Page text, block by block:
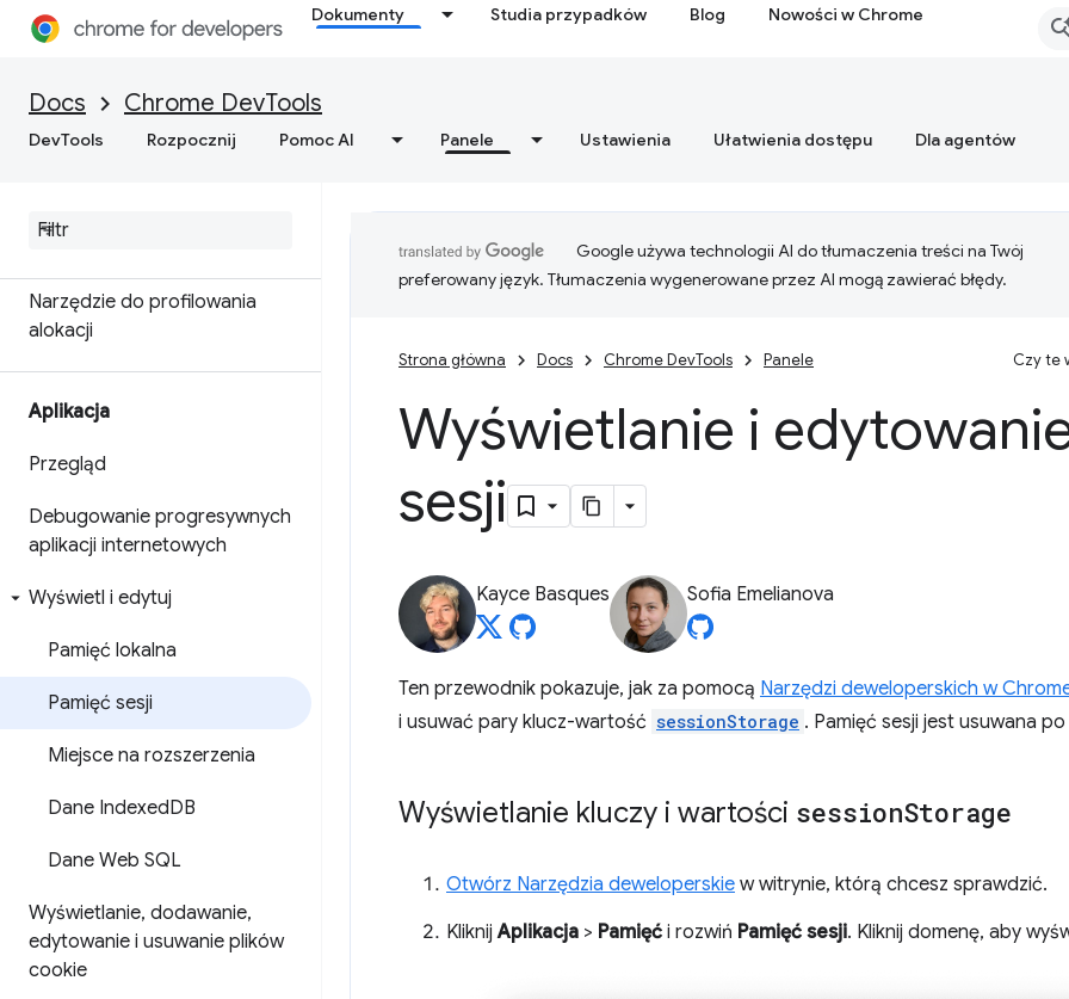
Dokumenty Studia przypadków Blog Nowości w Chrome
Docs Chrome DevTools
DevTools Rozpocznij Pomoc AI Panele Ustawienia Ułatwienia dostępu Dla agentów
Przegląd
Terminologia związana z
pamięcią
Narzędzie do profilowania
alokacji
Aplikacja
Przegląd
Debugowanie progresywnych
aplikacji internetowych
Wyświetl i edytuj
Pamięć lokalna
Pamięć sesji
Miejsce na rozszerzenia
Dane IndexedDB
Dane Web SQL
Wyświetlanie, dodawanie,
edytowanie i usuwanie plików
cookie
Google używa technologii AI do tłumaczenia treści na Twój
preferowany język. Tłumaczenia wygenerowane przez AI mogą zawierać błędy.
Strona główna Docs Chrome DevTools Panele Czy te
Wyświetlanie i
sesji
Kayce Basques Sofia Emelianova
Ten przewodnik pokazuje, jak za pomocą Narzędzi deweloperskich w
i usuwać pary klucz-wartość sessionStorage . Pamięć sesji jest usuwana
Wyświetlanie kluczy i wartości sessionStorage
Otwórz Narzędzia deweloperskie w witrynie, którą chcesz sprawdzić.
KliknijAplikacja > Pamięć i rozwiń Pamięć sesji. Kliknij domenę, aby